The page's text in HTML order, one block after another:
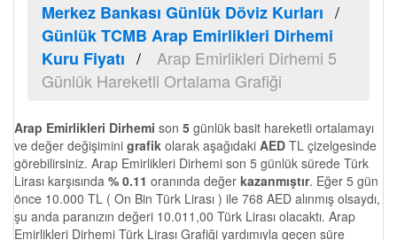
Merkez Bankası Günlük Döviz Kurları
Günlük TCMB Arap Emirlikleri Dirhemi
Kuru Fiyatı
Arap Emirlikleri Dirhemi 5
Günlük Hareketli Ortalama Grafiği
Arap Emirlikleri Dirhemi son 5 günlük basit hareketli ortalamayı
ve değer değişimini grafik olarak aşağıdaki AED TL çizelgesinde
görebilirsiniz. Arap Emirlikleri Dirhemi son 5 günlük sürede Türk
Lirası karşısında % 0.11 oranında değer kazanmıştır. Eğer 5 gün
önce 10.000 TL ( On Bin Türk Lirası ) ile 768 AED alınmış olsaydı,
şu anda paranızın değeri 10.011,00 Türk Lirası olacaktı. Arap
Emirlikleri Dirhemi Türk Lirası Grafiği yardımıyla geçen süre